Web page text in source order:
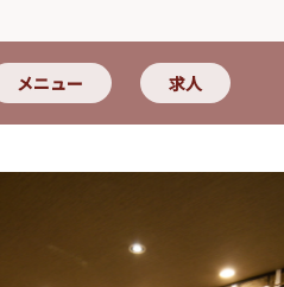
メニュー 求人